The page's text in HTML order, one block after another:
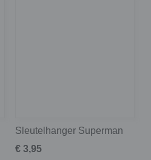
Sleutelhanger Superman
€ 3,95